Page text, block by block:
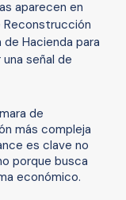
aparecen en
Hacienda para
señal de
de
más compleja
es clave no
porque busca
económico.